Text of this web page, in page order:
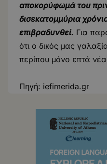
αποκορύφωμά του
δισεκατομμύρια
επιβραδυνθεί. Για
ότι ο δικός μας
περίπου μόνο επτά
Πηγή: iefimerida.gr